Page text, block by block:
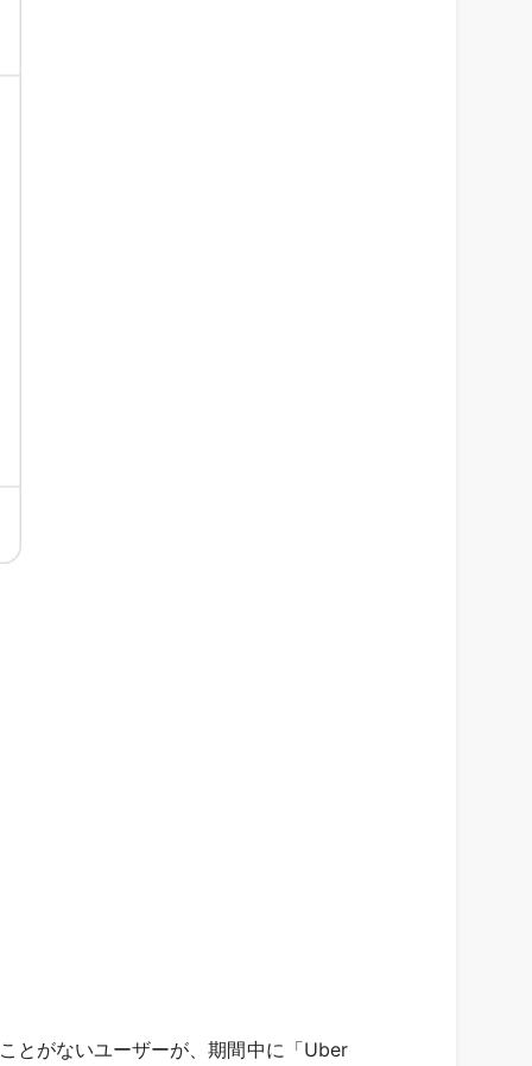
とがないユーザーが、期間中に「Uber